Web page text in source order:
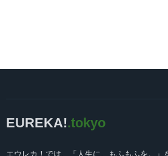
EUREKA!.tokyo
エウレカ！では、「人生に、もふもふを。」